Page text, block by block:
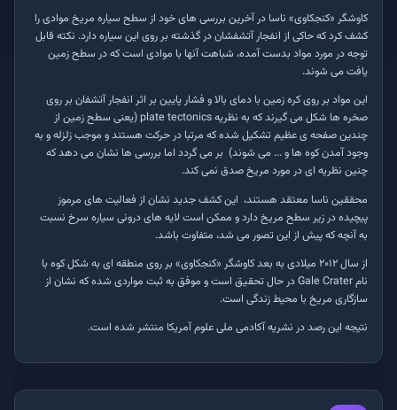
کاوشگر «کنجکاوی» ناسا در آخرین بررسی های خود از سطح سیاره مریخ موادی را
کشف کرد که حاکی از انفجار آتشفشان در گذشته بر روی این سیاره دارد. نکته قابل
توجه در مورد مواد بدست آمده، شباهت آنها با موادی است که در سطح زمین
یافت می شوند.
این مواد بر روی کره زمین با دمای بالا و فشار پایین بر اثر انفجار آتشفان بر روی
صخره ها شکل می گیرند که به نظریه plate tectonics (یعنی سطح زمین از
چندین صفحه ی عظیم تشکیل شده که مرتبا در حرکت هستند و موجب زلزله و به
وجود آمدن کوه ها و ... می شوند) بر می گردد اما بررسی ها نشان می دهد که
چنین نظریه ای در مورد مریخ صدق نمی کند.
محققین ناسا معتقد هستند، این کشف جدید نشان از فعالیت های مرموز
پیچیده در زیر سطح مریخ دارد و ممکن است لایه های درونی سیاره سرخ نسبت
به آنچه که پیش از این تصور می شد، متفاوت باشد.
از سال ۲۰۱۲ میلادی به بعد کاوشگر «کنجکاوی» بر روی منطقه ای به شکل کوه با
نام Gale Crater در حال تحقیق است و موفق به ثبت مواردی شده که نشان از
سازگاری مریخ با محیط زندگی است.
نتیجه این رصد در نشریه آکادمی ملی علوم آمریکا منتشر شده است.